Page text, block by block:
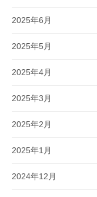
2025年6月
2025年5月
2025年4月
2025年3月
2025年2月
2025年1月
2024年12月